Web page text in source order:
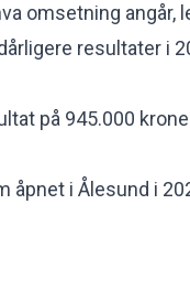
omsetning angår,
resultater i
på 945.000
åpnet i Ålesund i